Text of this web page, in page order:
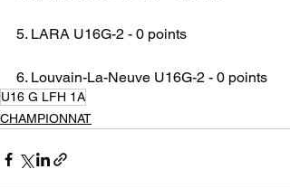
5. LARA U16G-2 - 0 points
6. Louvain-La-Neuve U16G-2 - 0 points
U16 G LFH 1A
CHAMPIONNAT